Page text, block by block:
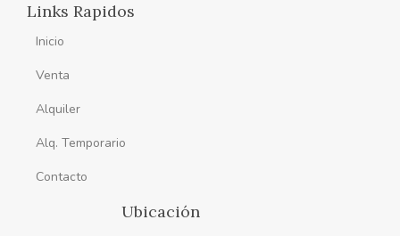
Links Rapidos
Inicio
Venta
Alquiler
Alq. Temporario
Contacto
Ubicación